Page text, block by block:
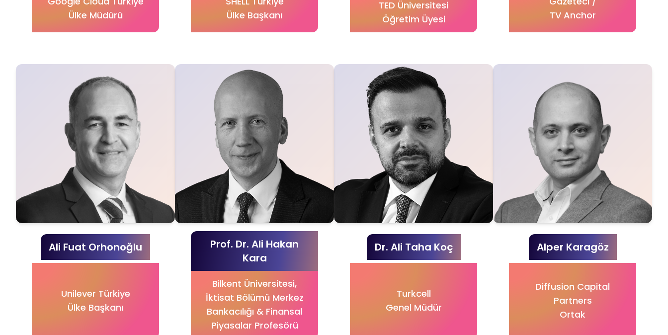
Ülke Müdürü
Ülke Başkanı
TED Üniversitesi
Öğretim Üyesi
TV Anchor
Ali Fuat Orhonoğlu
Unilever Türkiye
Ülke Başkanı
Prof. Dr. Ali Hakan
Kara
Bilkent Üniversitesi,
İktisat Bölümü Merkez
Bankacılığı & Finansal
Piyasalar Profesörü
Dr. Ali Taha Koç
Turkcell
Genel Müdür
Alper Karagöz
Diffusion Capital
Partners
Ortak